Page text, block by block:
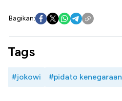
Bagikan:
Tags
#jokowi #pidato kenegaraan